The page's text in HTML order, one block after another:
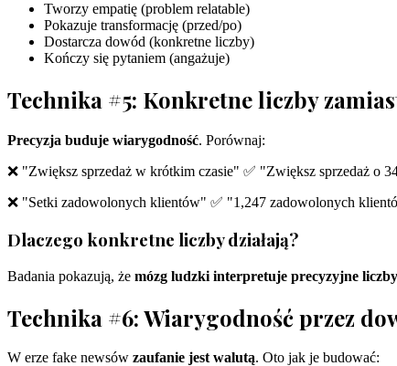
Tworzy empatię (problem relatable)
Pokazuje transformację (przed/po)
Dostarcza dowód (konkretne liczby)
Kończy się pytaniem (angażuje)
Technika #5: Konkretne liczby
Precyzja buduje wiarygodność. Porównaj:
❌ "Zwiększ sprzedaż w krótkim czasie" ✅ "Zwiększ sprzedaż o
❌ "Setki zadowolonych klientów" ✅ "1,247 zadowolonych
Dlaczego konkretne liczby działają?
Badania pokazują, że mózg ludzki interpretuje precyzyjne
Technika #6: Wiarygodność przez
W erze fake newsów zaufanie jest walutą. Oto jak je budować: